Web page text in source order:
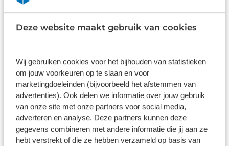
Deze website maakt gebruik van cookies
Wij gebruiken cookies voor het bijhouden van statistieken
om jouw voorkeuren op te slaan en voor
marketingdoeleinden (bijvoorbeeld het afstemmen van
advertenties). Ook delen we informatie over jouw gebruik
van onze site met onze partners voor social media,
adverteren en analyse. Deze partners kunnen deze
gegevens combineren met andere informatie die jij aan ze
hebt verstrekt of die ze hebben verzameld op basis van
Verzekering
Met private lease is uw auto all-risk verzekerd. De
verzekering is van toepassing in alle landen die op
risico.
Onderhoud
De auto toe aan onderhoud? Ga naar uw